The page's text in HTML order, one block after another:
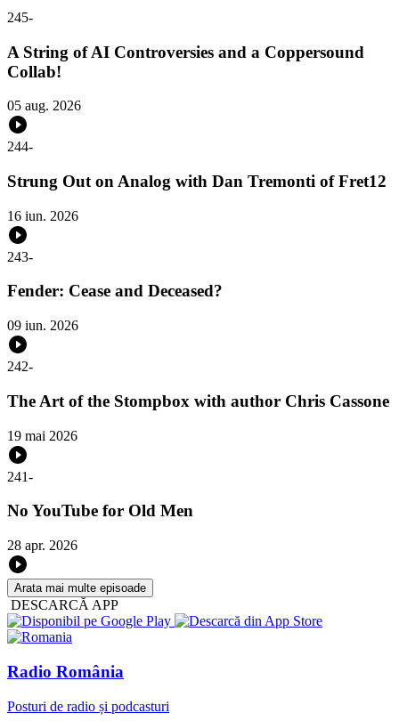
245-
A String of AI Controversies and a Coppersound
Collab!
05 aug. 2026
244-
Strung Out on Analog with Dan Tremonti of Fret12
16 iun. 2026
243-
Fender: Cease and Deceased?
09 iun. 2026
242-
The Art of the Stompbox with author Chris Cassone
19 mai 2026
241-
No YouTube for Old Men
28 apr. 2026
Arata mai multe episoade
DESCARCĂ APP
Radio România
Posturi de radio și podcasturi